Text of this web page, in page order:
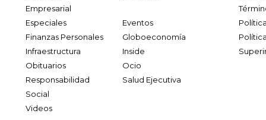
Empresarial
Especiales
Eventos
Finanzas Personales
Globoeconomía
Infraestructura
Inside
Obituarios
Ocio
Responsabilidad
Social
Salud Ejecutiva
Videos